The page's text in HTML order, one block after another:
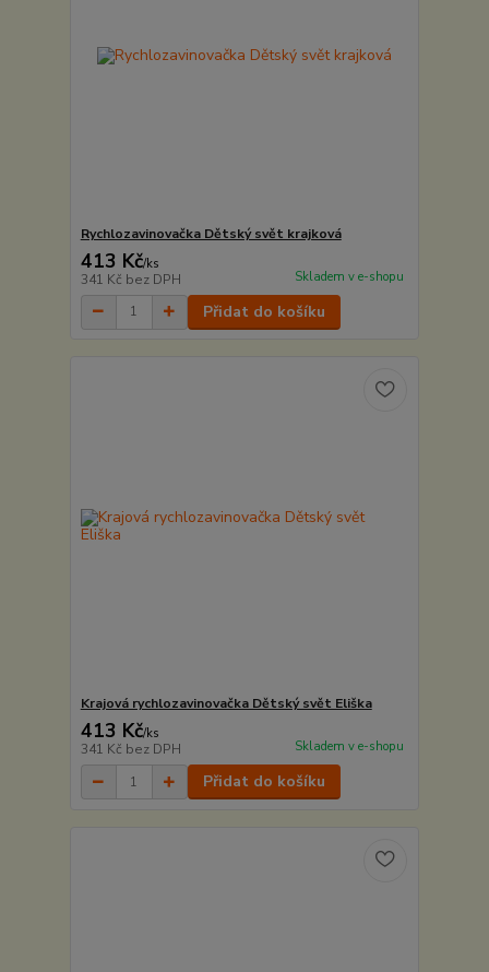
Rychlozavinovačka Dětský svět krajková
413 Kč/ks
341 Kč bez DPH Skladem v e-shopu
Přidat do košíku
Krajová rychlozavinovačka Dětský svět Eliška
413 Kč/ks
341 Kč bez DPH Skladem v e-shopu
Přidat do košíku